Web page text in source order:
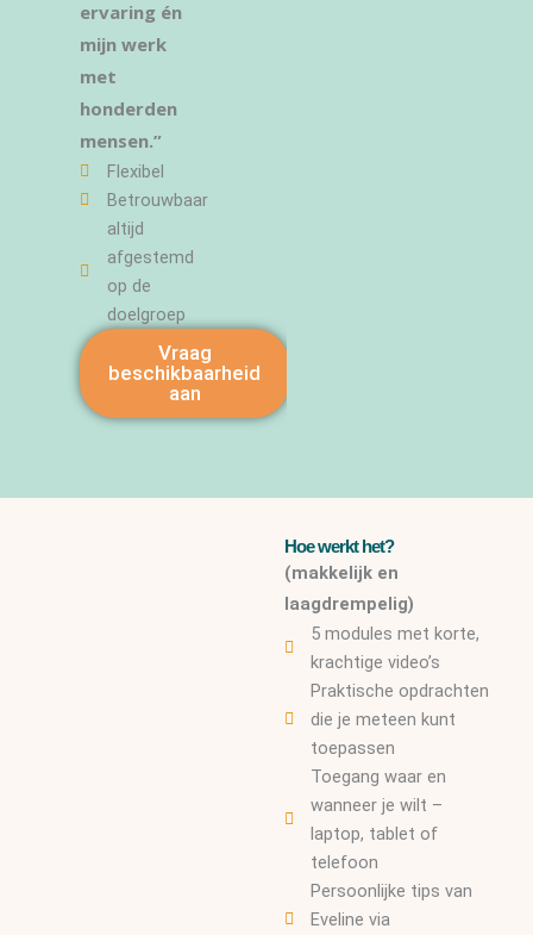
ervaring én
mijn werk
met
honderden
mensen.”
Flexibel
Betrouwbaar
altijd
afgestemd
op de
doelgroep
Vraag
beschikbaarheid
aan
Hoe werkt het?
(makkelijk en
laagdrempelig)
5 modules met korte,
krachtige video’s
Praktische opdrachten
die je meteen kunt
toepassen
Toegang waar en
wanneer je wilt –
laptop, tablet of
telefoon
Persoonlijke tips van
Eveline via